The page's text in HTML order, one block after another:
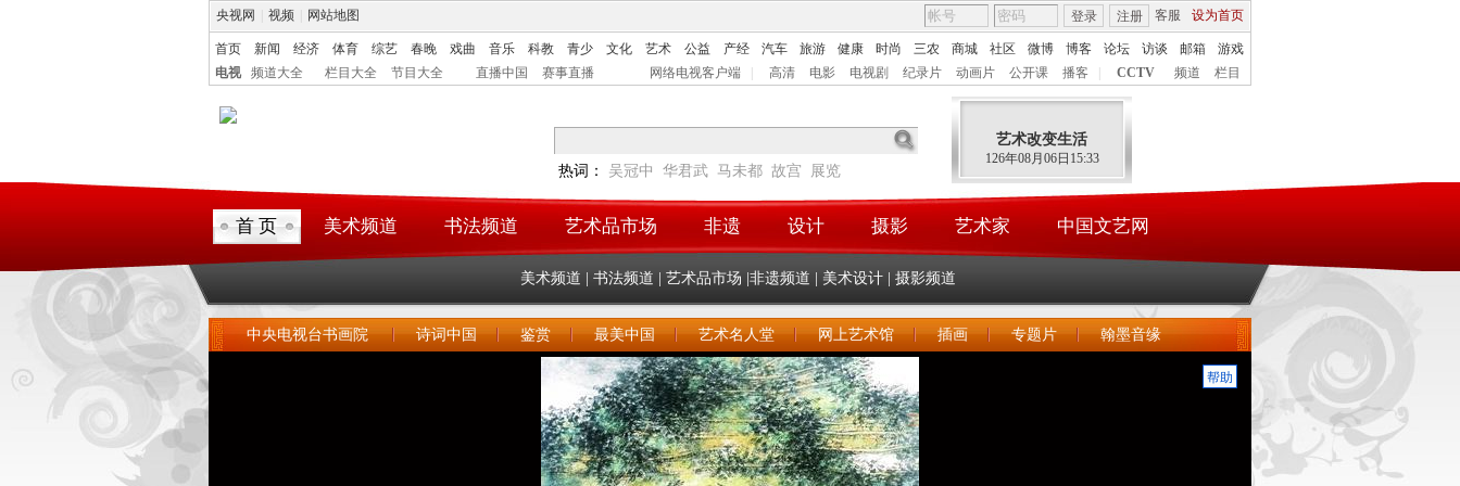
央视网 视频 网站地图 客服 设为首页
登录 注册
首页 新闻 经济 体育 综艺 春晚 戏曲 音乐 科教 青少 文化 艺术 公益 产经 汽车 旅游 健康 时尚 三农 商城 社区 微博 博客 论坛 访谈 邮箱
游戏
电视
频道大全 栏目大全 节目大全 直播中国 赛事直播 网络电视客户端 高清 电影 电视剧 纪录片 动画片 公开课 播客 CCTV 频道 栏目
艺术改变生活
126年08月06日15:33
热词： 吴冠中 华君武 马未都 故宫 展览
首 页 美术频道 书法频道 艺术品市场 非遗 设计 摄影 艺术家 中国文艺网
美术频道 书法频道 艺术品市场 非遗频道 美术设计 摄影频道
中央电视台书画院 诗词中国 鉴赏 最美中国 艺术名人堂 网上艺术馆 插画 专题片 翰墨音缘
帮助